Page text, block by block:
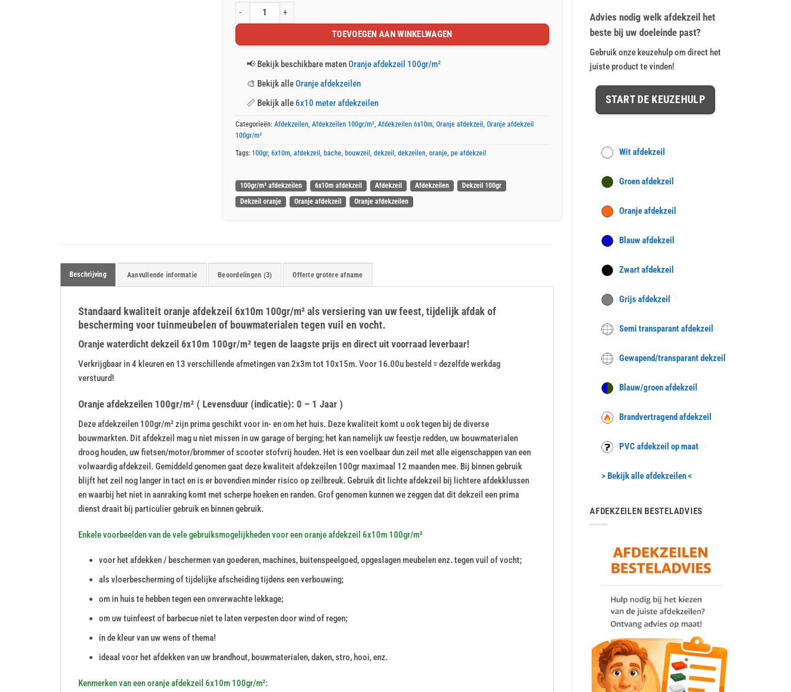
Advies nodig welk afdekzeil het
beste bij uw doeleinde past?
Gebruik onze keuzehulp om direct het
juiste product te vinden!
START DE KEUZEHULP
Wit afdekzeil
Groen afdekzeil
Oranje afdekzeil
Blauw afdekzeil
Zwart afdekzeil
Grijs afdekzeil
Semi transparant afdekzeil
Gewapend/transparant dekzeil
Blauw/groen afdekzeil
Brandvertragend afdekzeil
PVC afdekzeil op maat
> Bekijk alle afdekzeilen <
AFDEKZEILEN BESTELADVIES
Oranje afdekzeil 6x10m 100gr/m² aantal
TOEVOEGEN AAN WINKELWAGEN
📢 Bekijk beschikbare matenOranje afdekzeil 100gr/m²
🎨 Bekijk alleOranje afdekzeilen
📏 Bekijk alle6x10 meter afdekzeilen
Categorieën: Afdekzeilen, Afdekzeilen 100gr/m², Afdekzeilen 6x10m, Oranje afdekzeil , Oranje afdekzeil
100gr/m²
Tags: 100gr, 6x10m, afdekzeil , bache, bouwzeil , dekzeil , dekzeilen, oranje, pe afdekzeil
100gr/m² afdekzeilen 6x10m afdekzeil Afdekzeil Afdekzeilen
Dekzeil 100gr
Dekzeil oranje
Oranje afdekzeil Oranje afdekzeilen
Beschrijving Aanvullende informatie Beoordelingen (3) Offerte grotere afname
Standaard kwaliteit oranje afdekzeil 6x10m 100gr/m² als versiering van uw feest, tijdelijk afdak of
bescherming voor tuinmeubelen of bouwmaterialen tegen vuil en vocht.
Oranje waterdicht dekzeil 6x10m 100gr/m² tegen de laagste prijs en direct uit voorraad leverbaar!
Verkrijgbaar in 4 kleuren en 13 verschillende afmetingen van 2x3m tot 10x15m. Voor 16.00u besteld = dezelfde werkdag
verstuurd!
Oranje afdekzeilen 100gr/m² ( Levensduur (indicatie): 0 – 1 Jaar )
Deze afdekzeilen 100gr/m² zijn prima geschikt voor in- en om het huis. Deze kwaliteit komt u ook tegen bij de diverse
bouwmarkten. Dit afdekzeil mag u niet missen in uw garage of berging; het kan namelijk uw feestje redden, uw bouwmaterialen
droog houden, uw fietsen/motor/brommer of scooter stofvrij houden. Het is een voelbaar dun zeil met alle eigenschappen van een
volwaardig afdekzeil. Gemiddeld genomen gaat deze kwaliteit afdekzeilen 100gr maximaal 12 maanden mee. Bij binnen gebruik
blijft het zeil nog langer in tact en is er bovendien minder risico op zeilbreuk. Gebruik dit lichte afdekzeil bij lichtere afdekklussen
en waarbij het niet in aanraking komt met scherpe hoeken en randen. Grof genomen kunnen we zeggen dat dit dekzeil een prima
dienst draait bij particulier gebruik en binnen gebruik.
Enkele voorbeelden van de vele gebruiksmogelijkheden voor een oranje afdekzeil 6x10m 100gr/m²
voor het afdekken / beschermen van goederen, machines, buitenspeelgoed, opgeslagen meubelen enz. tegen vuil of vocht;
als vloerbescherming of tijdelijke afscheiding tijdens een verbouwing;
om in huis te hebben tegen een onverwachte lekkage;
om uw tuinfeest of barbecue niet te laten verpesten door wind of regen;
in de kleur van uw wens of thema!
ideaal voor het afdekken van uw brandhout, bouwmaterialen, daken, stro, hooi, enz.
Kenmerken van een oranje afdekzeil 6x10m 100gr/m²: